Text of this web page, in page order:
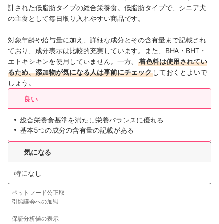
計された低脂肪タイプの総合栄養食。低脂肪タイプで、シニア犬
の主食として毎日取り入れやすい商品です。
対象年齢や給与量に加え、詳細な成分とその含有量まで記載され
ており、成分表示は比較的充実しています。また、BHA・BHT・
エトキシキンを使用していません。一方、
着色料は使用されてい
るため、添加物が気になる人は事前にチェック しておくとよいで
しょう。
良い
総合栄養食基準を満たし栄養バランスに優れる
基本5つの成分の含有量の記載がある
気になる
特になし
ペットフード公正取
引協議会への加盟
保証分析値の表示